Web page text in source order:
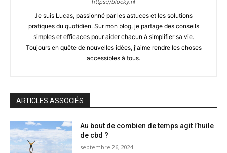
https://blocky.nl
Je suis Lucas, passionné par les astuces et les solutions
pratiques du quotidien. Sur mon blog, je partage des conseils
simples et efficaces pour aider chacun à simplifier sa vie.
Toujours en quête de nouvelles idées, j'aime rendre les choses
accessibles à tous.
ARTICLES ASSOCIÉS
Au bout de combien de temps agit l’huile
de cbd ?
septembre 26, 2024